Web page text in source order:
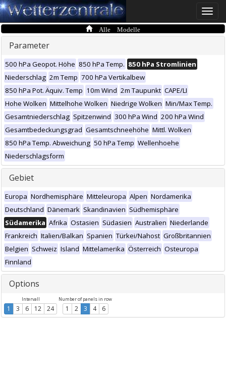
Toggle
Alle Modelle
Parameter
500 hPa Geopot. Höhe 850 hPa Temp. 850 hPa Stromlinien
Niederschlag 2m Temp 700 hPa Vertikalbew
850 hPa Pot. Äquiv. Temp 10m Wind 2m Taupunkt CAPE/LI
Hohe Wolken Mittelhohe Wolken Niedrige Wolken Min/Max Temp.
Gesamtniederschlag Spitzenwind 300 hPa Wind 200 hPa Wind
Gesamtbedeckungsgrad Gesamtschneehöhe Mittl. Wolken
850 hPa Temp. Abweichung 50 hPa Temp Wellenhoehe
Niederschlagsform
Gebiet
Europa Nordhemisphäre Mitteleuropa Alpen Nordamerika
Deutschland Dänemark Skandinavien Südhemisphäre
Südamerika Afrika Ostasien Südasien Australien Niederlande
Frankreich Italien/Balkan Spanien Türkei/Nahost Großbritannien
Belgien Schweiz Island Mittelamerika Österreich Osteuropa
Finnland
Options
Intervall
1 3 6 12 24
Number of panels in row
1 2 3 4 6